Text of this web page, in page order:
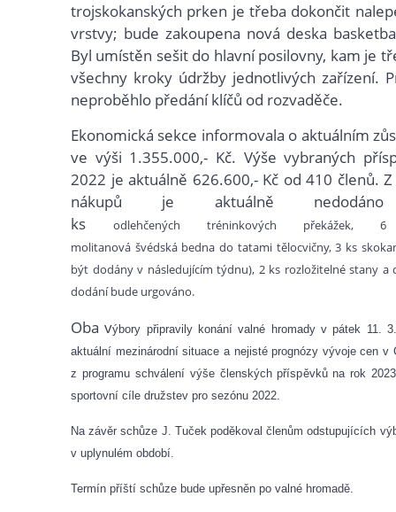
trojskokanských prken je třeba dokončit
vrstvy; bude zakoupena nová deska
Byl umístěn sešit do hlavní posilovny, kam je
všechny kroky údržby jednotlivých zařízení.
neproběhlo předání klíčů od rozvaděče.
Ekonomická sekce informovala o aktuálním
ve výši 1.355.000,- Kč. Výše vybraných
2022 je aktuálně 626.600,- Kč od 410 členů.
nákupů je aktuálně
ks
odlehčených tréninkových překážek, 6
molitanová švédská bedna do tatami tělocvičny,3 ks
být dodány v následujícím týdnu), 2 ks rozložitelné stany a
dodání bude urgováno.
Oba výbory připravily konání valné hromady v pátek 11.
aktuální mezinárodní situace a nejisté prognózy vývoje cen v
z programu schválení výše členských příspěvků na rok
sportovní cíle družstev pro sezónu 2022.
Na závěr schůze J. Tuček poděkoval členům odstupujících
v uplynulém období.
Termín příští schůze bude upřesněn po valné hromadě.